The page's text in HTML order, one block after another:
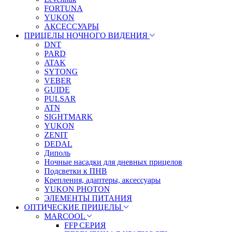
FORTUNA
YUKON
АКСЕССУАРЫ
ПРИЦЕЛЫ НОЧНОГО ВИДЕНИЯ
DNT
PARD
ATAK
SYTONG
VEBER
GUIDE
PULSAR
ATN
SIGHTMARK
YUKON
ZENIT
DEDAL
Диполь
Ночные насадки для дневных прицелов
Подсветки к ПНВ
Крепления, адаптеры, аксессуары
YUKON PHOTON
ЭЛЕМЕНТЫ ПИТАНИЯ
ОПТИЧЕСКИЕ ПРИЦЕЛЫ
MARCOOL
FFP СЕРИЯ